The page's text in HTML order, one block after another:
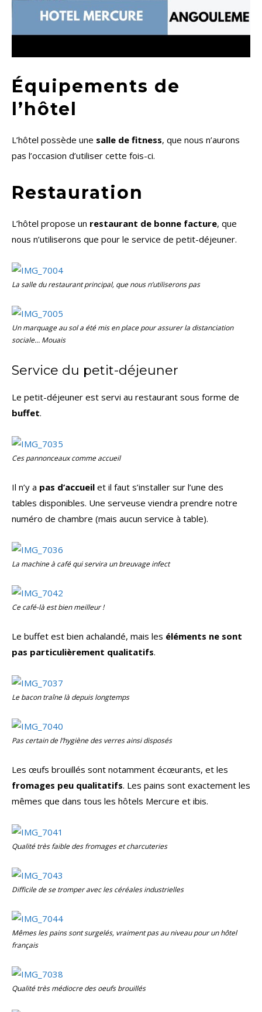
Équipements de
l’hôtel
L’hôtel possède une salle de fitness, que nous n’aurons
pas l’occasion d’utiliser cette fois-ci.
Restauration
L’hôtel propose un restaurant de bonne facture, que
nous n’utiliserons que pour le service de petit-déjeuner.
La salle du restaurant principal, que nous n’utiliserons pas
Un marquage au sol a été mis en place pour assurer la distanciation
sociale… Mouais
Service du petit-déjeuner
Le petit-déjeuner est servi au restaurant sous forme de
buffet.
Ces pannonceaux comme accueil
Il n’y a pas d’accueil et il faut s’installer sur l’une des
tables disponibles. Une serveuse viendra prendre notre
numéro de chambre (mais aucun service à table).
La machine à café qui servira un breuvage infect
Ce café-là est bien meilleur !
Le buffet est bien achalandé, mais les éléments ne sont
pas particulièrement qualitatifs.
Le bacon traîne là depuis longtemps
Pas certain de l’hygiène des verres ainsi disposés
Les œufs brouillés sont notamment écœurants, et les
fromages peu qualitatifs. Les pains sont exactement les
mêmes que dans tous les hôtels Mercure et ibis.
Qualité très faible des fromages et charcuteries
Difficile de se tromper avec les céréales industrielles
Mêmes les pains sont surgelés, vraiment pas au niveau pour un hôtel
français
Qualité très médiocre des oeufs brouillés